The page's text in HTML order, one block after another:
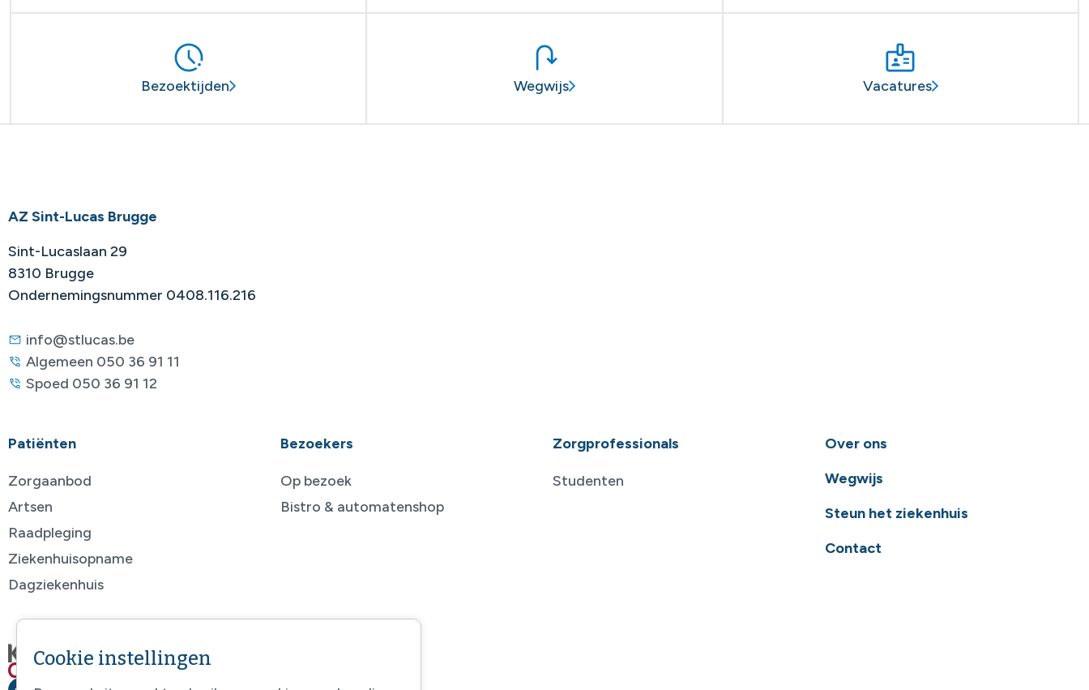
Bezoektijden Wegwijs Vacatures
AZ Sint-Lucas Brugge
Sint-Lucaslaan 29
8310 Brugge
Ondernemingsnummer 0408.116.216
info@stlucas.be
Algemeen 050 36 91 11
Spoed 050 36 91 12
Patiënten
Zorgaanbod
Artsen
Raadpleging
Ziekenhuisopname
Dagziekenhuis
Bezoekers
Op bezoek
Bistro & automatenshop
Zorgprofessionals
Studenten
Over ons
Wegwijs
Steun het ziekenhuis
Contact
Cookie instellingen